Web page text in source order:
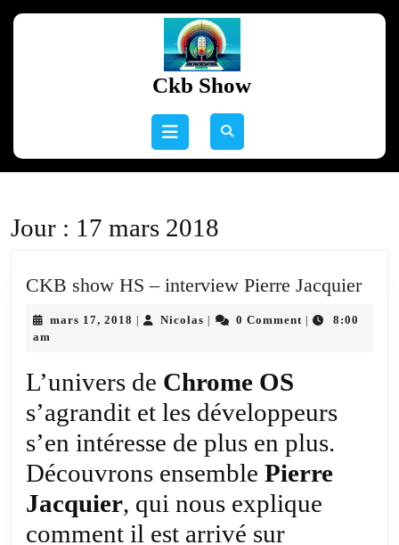
Ckb Show
Open
Jour : 17 mars 2018
CKB show HS – interview Pierre Jacquier
mars 17, 2018 marsNicolas Nicolas0 Comment
8:00
am
L’univers de Chrome OS
s’agrandit et les développeurs
s’en intéresse de plus en plus.
Découvrons ensemble Pierre
Jacquier, qui nous explique
comment il est arrivé sur